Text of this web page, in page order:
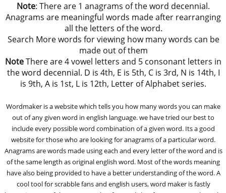
Note: There are 1 anagrams of the word decennial.
Anagrams are meaningful words made after rearranging
all the letters of the word.
Search More words for viewing how many words can be
made out of them
NoteThere are 4 vowel letters and 5 consonant letters in
the word decennial. D is 4th, E is 5th, C is 3rd, N is 14th, I
is 9th, A is 1st, L is 12th, Letter of Alphabet series.
Wordmaker is a website which tells you how many words you can make
out of any given word in english language. we have tried our best to
include every possible word combination of a given word. Its a good
website for those who are looking for anagrams of a particular word.
Anagrams are words made using each and every letter of the word and is
of the same length as original english word. Most of the words meaning
have also being provided to have a better understanding of the word. A
cool tool for scrabble fans and english users, word maker is fastly